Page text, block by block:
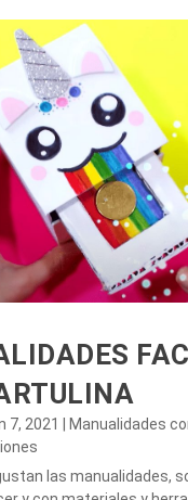
7, 2021 Manualidades
las manualidades,